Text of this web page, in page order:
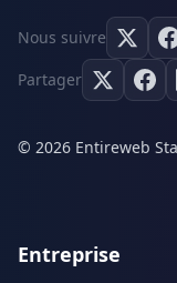
Nous suivre
Partager
© 2026 Entireweb
Entreprise